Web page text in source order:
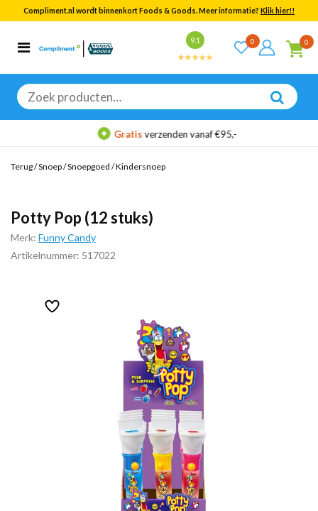
Compliment.nl wordt binnenkort Foods & Goods. Meer informatie? Klik hier!!
9.1 0 0
Zoeken
naar:
Categorieën
Bekijk alle resultaten
Gratisverzenden vanaf €95,-
Terug/Snoep/Snoepgoed /Kindersnoep
Potty Pop (12 stuks)
Merk: Funny Candy
Artikelnummer: 517022